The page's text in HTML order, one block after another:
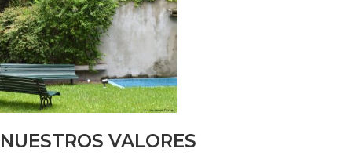
NUESTROS VALORES